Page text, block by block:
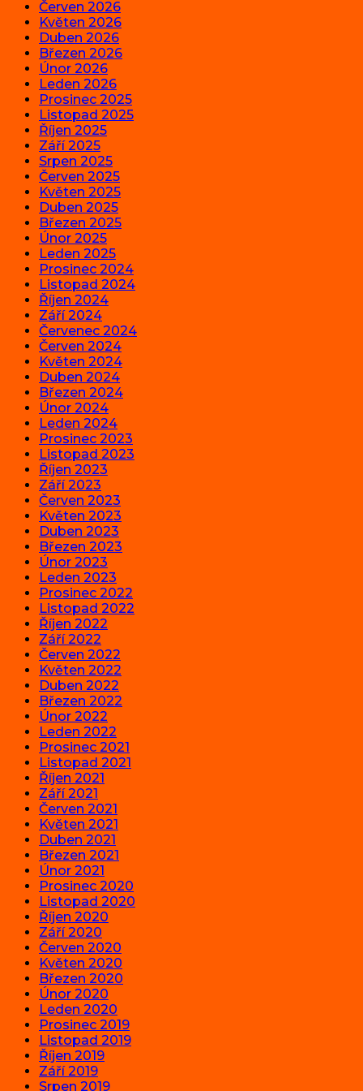
Červen 2026
Květen 2026
Duben 2026
Březen 2026
Únor 2026
Leden 2026
Prosinec 2025
Listopad 2025
Říjen 2025
Září 2025
Srpen 2025
Červen 2025
Květen 2025
Duben 2025
Březen 2025
Únor 2025
Leden 2025
Prosinec 2024
Listopad 2024
Říjen 2024
Září 2024
Červenec 2024
Červen 2024
Květen 2024
Duben 2024
Březen 2024
Únor 2024
Leden 2024
Prosinec 2023
Listopad 2023
Říjen 2023
Září 2023
Červen 2023
Květen 2023
Duben 2023
Březen 2023
Únor 2023
Leden 2023
Prosinec 2022
Listopad 2022
Říjen 2022
Září 2022
Červen 2022
Květen 2022
Duben 2022
Březen 2022
Únor 2022
Leden 2022
Prosinec 2021
Listopad 2021
Říjen 2021
Září 2021
Červen 2021
Květen 2021
Duben 2021
Březen 2021
Únor 2021
Prosinec 2020
Listopad 2020
Říjen 2020
Září 2020
Červen 2020
Květen 2020
Březen 2020
Únor 2020
Leden 2020
Prosinec 2019
Listopad 2019
Říjen 2019
Září 2019
Srpen 2019